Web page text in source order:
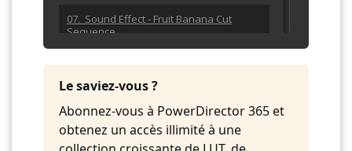
07. Sound Effect - Fruit Banana Cut
Sequence
09. Sound Effect - Gas Ignition
10. Sound Effect - Kitchen Lighter
11. Sound Effect - Lemonade Fizz
Le saviez-vous ?
Abonnez-vous à PowerDirector 365 et
obtenez un accès illimité à une